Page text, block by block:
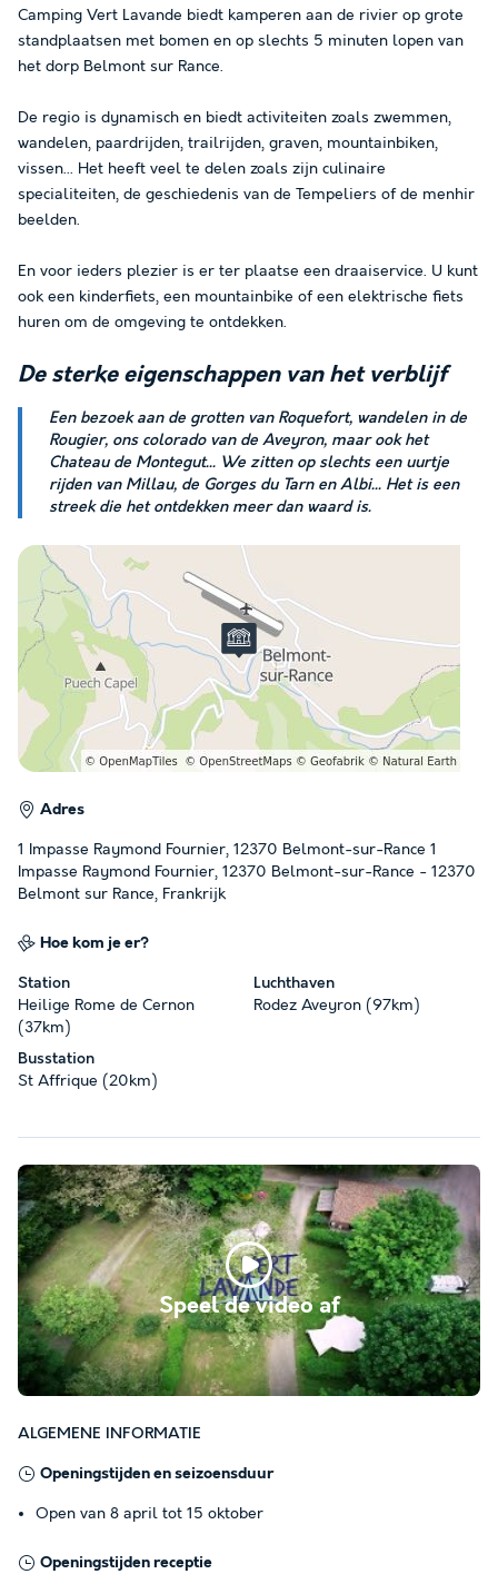
Camping Vert Lavande biedt kamperen aan de rivier op grote
standplaatsen met bomen en op slechts 5 minuten lopen van
het dorp Belmont sur Rance.
De regio is dynamisch en biedt activiteiten zoals zwemmen,
wandelen, paardrijden, trailrijden, graven, mountainbiken,
vissen... Het heeft veel te delen zoals zijn culinaire
specialiteiten, de geschiedenis van de Tempeliers of de menhir
beelden.
En voor ieders plezier is er ter plaatse een draaiservice. U kunt
ook een kinderfiets, een mountainbike of een elektrische fiets
huren om de omgeving te ontdekken.
De sterke eigenschappenvan het verblijf
Een bezoek aan de grotten van Roquefort, wandelen in de
Rougier, ons colorado van de Aveyron, maar ook het
Chateau de Montegut... We zitten op slechts een uurtje
rijden van Millau, de Gorges du Tarn en Albi... Het is een
streek die het ontdekken meer dan waard is.
Adres
1 Impasse Raymond Fournier, 12370 Belmont-sur-Rance 1
Impasse Raymond Fournier, 12370 Belmont-sur-Rance - 12370
Belmont sur Rance, Frankrijk
Hoe kom je er?
Station
Heilige Rome de Cernon
(37km)
Luchthaven
Rodez Aveyron (97km)
Busstation
St Affrique (20km)
Speel de video af
ALGEMENE INFORMATIE
Openingstijden en seizoensduur
Open van 8 april tot 15 oktober
Openingstijden receptie